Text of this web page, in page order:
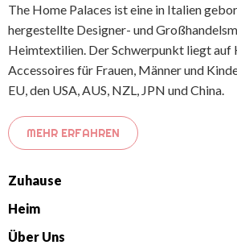
The Home Palaces ist eine in Italien
hergestellte Designer- und
Heimtextilien. Der Schwerpunkt liegt auf
Accessoires für Frauen, Männer und
EU, den USA, AUS, NZL, JPN und China.
MEHR ERFAHREN
Zuhause
Heim
Über Uns